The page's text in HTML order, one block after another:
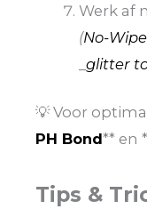
Werk af
(No-
_glitter
💡 Voor
PH Bond** en
Tips &